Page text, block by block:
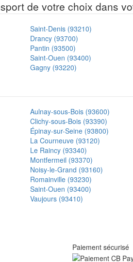
de votre choix dans
Saint-Denis (93210)
Drancy (93700)
Pantin (93500)
Saint-Ouen (93400)
Gagny (93220)
Aulnay-sous-Bois (93600)
Clichy-sous-Bois (93390)
Épinay-sur-Seine (93800)
La Courneuve (93120)
Le Raincy (93340)
Montfermeil (93370)
Noisy-le-Grand (93160)
Romainville (93230)
Saint-Ouen (93400)
Vaujours (93410)
Paiement sécurisé